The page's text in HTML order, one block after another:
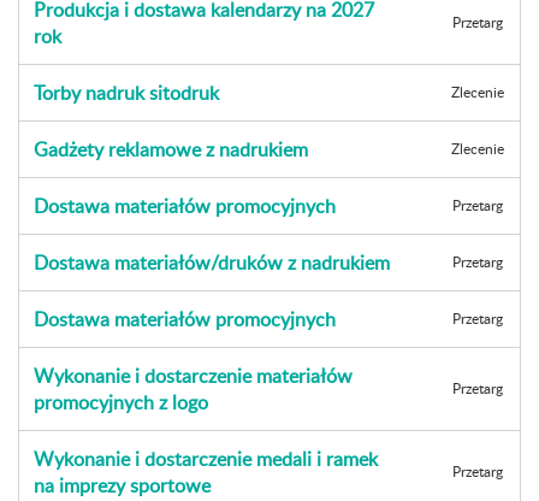
Produkcja i dostawa kalendarzy na 2027
rok
Przetarg
Torby nadruk sitodruk Zlecenie
Gadżety reklamowe z nadrukiem Zlecenie
Dostawa materiałów promocyjnych Przetarg
Dostawa materiałów/druków z nadrukiem Przetarg
Dostawa materiałów promocyjnych Przetarg
Wykonanie i dostarczenie materiałów
promocyjnych z logo
Przetarg
Wykonanie i dostarczenie medali i ramek
na imprezy sportowe
Przetarg